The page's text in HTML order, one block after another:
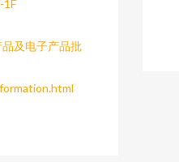
1F
及电子产品批